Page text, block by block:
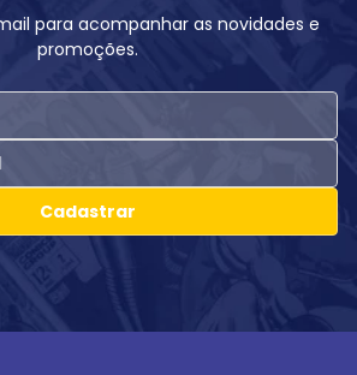
para acompanhar as novidades e
promoções.
Cadastrar